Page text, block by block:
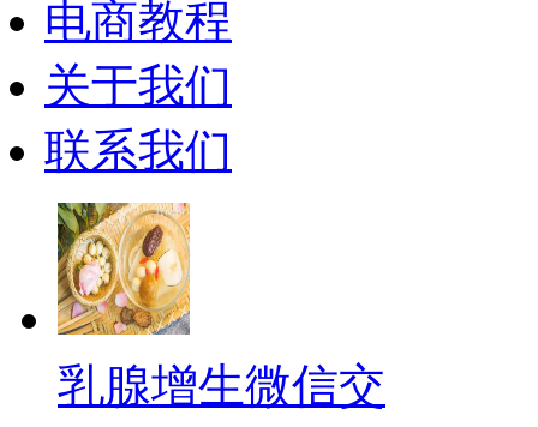
电商教程
关于我们
联系我们
乳腺增生微信交